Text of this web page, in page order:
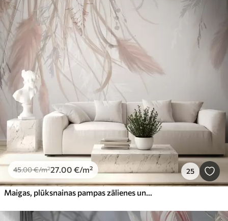
45.00€/m²27.00 €/m² 25
Maigas, plūksnainas pampas zālienes un smailes smilškrāsas un rozā toņos uz gaiša fona